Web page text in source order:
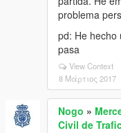
problema
pd: He hecho
pasa
View Context
8 Μάρτιος 2017
Nogo »
Civil de